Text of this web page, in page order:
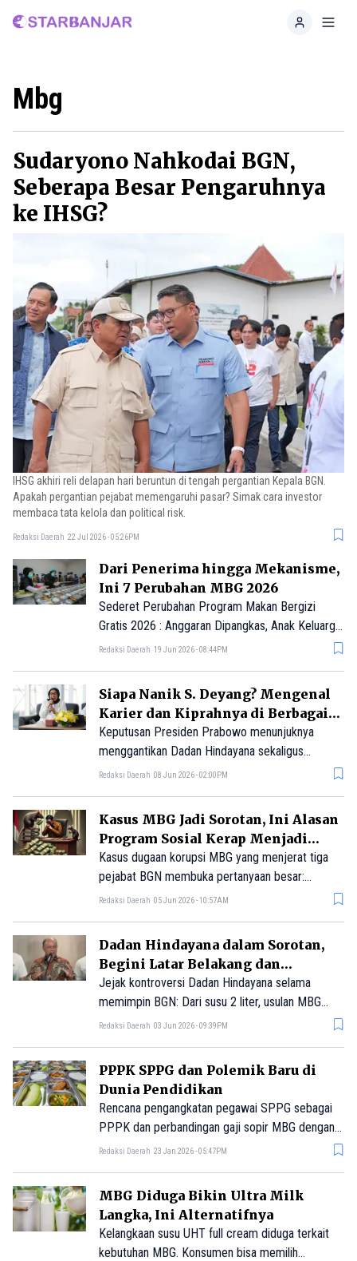
Home
Mbg
Sudaryono Nahkodai BGN,
Seberapa Besar Pengaruhnya
ke IHSG?
IHSG akhiri reli delapan hari beruntun di tengah pergantian Kepala BGN.
Apakah pergantian pejabat memengaruhi pasar? Simak cara investor
membaca tata kelola dan political risk.
Redaksi Daerah 22 Jul 2026 - 05:26PM
Dari Penerima hingga Mekanisme,
Ini 7 Perubahan MBG 2026
Sederet Perubahan Program Makan Bergizi
Gratis 2026 : Anggaran Dipangkas, Anak Keluarga
Mampu Dicoret hingga Aturan Baru Menu Telur
Redaksi Daerah 19 Jun 2026 - 08:44PM
Siapa Nanik S. Deyang? Mengenal
Karier dan Kiprahnya di Berbagai
Bidang
Keputusan Presiden Prabowo menunjuknya
menggantikan Dadan Hindayana sekaligus
menempatkan Nanik sebagai figur sentral dalam
Redaksi Daerah 08 Jun 2026 - 02:00PM
Kasus MBG Jadi Sorotan, Ini Alasan
Program Sosial Kerap Menjadi
Bancakan
Kasus dugaan korupsi MBG yang menjerat tiga
pejabat BGN membuka pertanyaan besar:
mengapa program sosial bernilai jumbo kerap
Redaksi Daerah 05 Jun 2026 - 10:57AM
Dadan Hindayana dalam Sorotan,
Begini Latar Belakang dan
Kariernya
Jejak kontroversi Dadan Hindayana selama
memimpin BGN: Dari susu 2 liter, usulan MBG
menu serangga, motor listrik Rp1,2 triliun hingga
Redaksi Daerah 03 Jun 2026 - 09:39PM
PPPK SPPG dan Polemik Baru di
Dunia Pendidikan
Rencana pengangkatan pegawai SPPG sebagai
PPPK dan perbandingan gaji sopir MBG dengan
guru honorer memicu polemik pendidikan.
Redaksi Daerah 23 Jan 2026 - 05:47PM
MBG Diduga Bikin Ultra Milk
Langka, Ini Alternatifnya
Kelangkaan susu UHT full cream diduga terkait
kebutuhan MBG. Konsumen bisa memilih